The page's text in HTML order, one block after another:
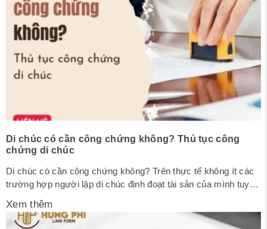
Di chúc có cần công chứng không? Thủ tục công
chứng di chúc
Di chúc có cần công chứng không? Trên thực tế không ít các
trường hợp người lập di chúc định đoạt tài sản của mình tuy
ứng chính xác các quy định pháp luật về việc lập di chúc.
Điều...
Xem thêm